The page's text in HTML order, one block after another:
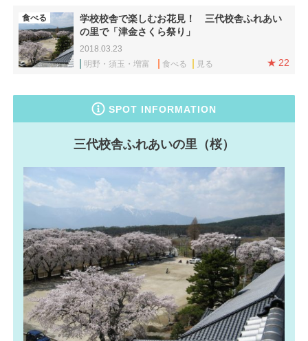
食べる
学校校舎で楽しむお花見！ 三代校舎ふれあい
の里で「津金さくら祭り」
2018.03.23
明野・須玉・増富
食べる 見る 22
SPOT INFORMATION
三代校舎ふれあいの里（桜）